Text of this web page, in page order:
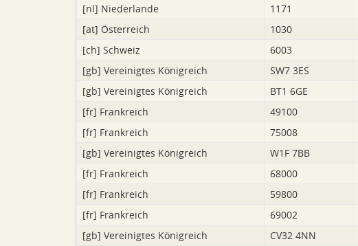
[nl] Niederlande 1171
[at] Österreich 1030
[ch] Schweiz 6003
[gb] Vereinigtes Königreich SW7 3ES
[gb] Vereinigtes Königreich BT1 6GE
[fr] Frankreich 49100
[fr] Frankreich 75008
[gb] Vereinigtes Königreich W1F 7BB
[fr] Frankreich 68000
[fr] Frankreich 59800
[fr] Frankreich 69002
[gb] Vereinigtes Königreich CV32 4NN